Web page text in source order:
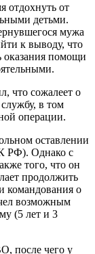
отдохнуть от
детьми.
мужа
к выводу, что
оказания помощи
что сожалеет о
в том
операции.
оставлении
РФ). Однако с
того, что он
продолжить
командования о
возможным
(5 лет и 3
после чего у